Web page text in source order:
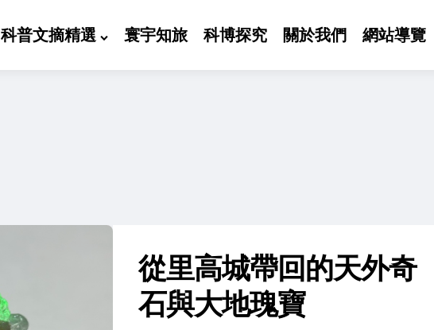
科普文摘精選 寰宇知旅 科博探究 關於我們 網站導覽
從里高城帶回的天外奇
石與大地瑰寶